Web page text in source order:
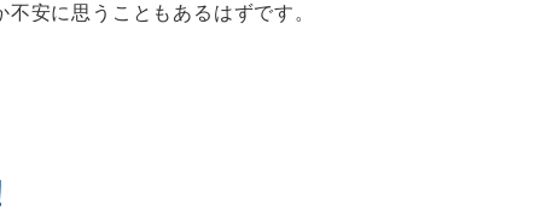
安に思うこともあるはずです。